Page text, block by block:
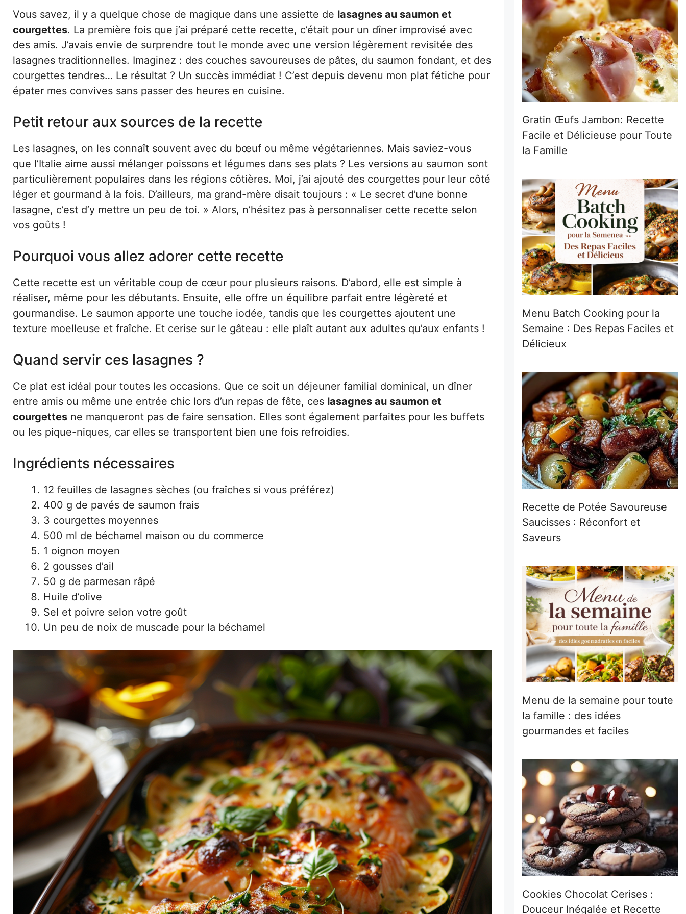
Vous savez, il y a quelque chose de magique dans une assiette de lasagnes au saumon et
courgettes. La première fois que j’ai préparé cette recette, c’était pour un dîner improvisé avec
des amis. J’avais envie de surprendre tout le monde avec une version légèrement revisitée des
lasagnes traditionnelles. Imaginez : des couches savoureuses de pâtes, du saumon fondant, et des
courgettes tendres… Le résultat ? Un succès immédiat ! C’est depuis devenu mon plat fétiche pour
épater mes convives sans passer des heures en cuisine.
Petit retour aux sources de la recette
Les lasagnes, on les connaît souvent avec du bœuf ou même végétariennes. Mais saviez-vous
que l’Italie aime aussi mélanger poissons et légumes dans ses plats ? Les versions au saumon sont
particulièrement populaires dans les régions côtières. Moi, j’ai ajouté des courgettes pour leur côté
léger et gourmand à la fois. D’ailleurs, ma grand-mère disait toujours : « Le secret d’une bonne
lasagne, c’est d’y mettre un peu de toi. » Alors, n’hésitez pas à personnaliser cette recette selon
vos goûts !
Pourquoi vous allez adorer cette recette
Cette recette est un véritable coup de cœur pour plusieurs raisons. D’abord, elle est simple à
réaliser, même pour les débutants. Ensuite, elle offre un équilibre parfait entre légèreté et
gourmandise. Le saumon apporte une touche iodée, tandis que les courgettes ajoutent une
texture moelleuse et fraîche. Et cerise sur le gâteau : elle plaît autant aux adultes qu’aux enfants !
Quand servir ces lasagnes ?
Ce plat est idéal pour toutes les occasions. Que ce soit un déjeuner familial dominical, un dîner
entre amis ou même une entrée chic lors d’un repas de fête, ces lasagnes au saumon et
courgettes ne manqueront pas de faire sensation. Elles sont également parfaites pour les buffets
ou les pique-niques, car elles se transportent bien une fois refroidies.
Ingrédients nécessaires
12 feuilles de lasagnes sèches (ou fraîches si vous préférez)
400 g de pavés de saumon frais
3 courgettes moyennes
500 ml de béchamel maison ou du commerce
1 oignon moyen
2 gousses d’ail
50 g de parmesan râpé
Huile d’olive
Sel et poivre selon votre goût
Un peu de noix de muscade pour la béchamel
Gratin Œufs Jambon: Recette
Facile et Délicieuse pour Toute
la Famille
Menu Batch Cooking pour la
Semaine : Des Repas Faciles et
Délicieux
Recette de Potée Savoureuse
Saucisses : Réconfort et
Saveurs
Menu de la semaine pour toute
la famille : des idées
gourmandes et faciles
Cookies Chocolat Cerises :
Douceur Inégalée et Recette